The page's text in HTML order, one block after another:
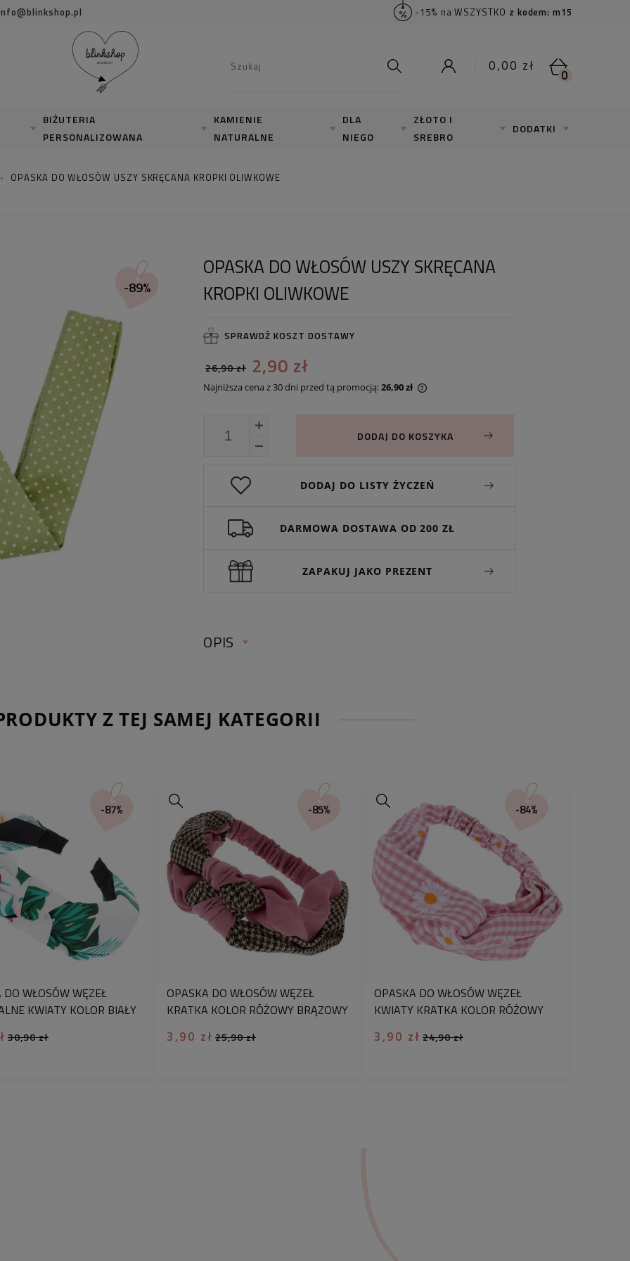
-15% na WSZYSTKO z kodem: m15
0,00 zł
0
BIŻUTERIA
PERSONALIZOWANA
KAMIENIE
NATURALNE
DLA
NIEGO
ZŁOTO I
SREBRO
DODATKI
OPASKA DO WŁOSÓW USZY SKRĘCANA KROPKI OLIWKOWE
-89%
OPASKA DO WŁOSÓW USZY SKRĘCANA
KROPKI OLIWKOWE
SPRAWDŹ KOSZT DOSTAWY
2,90 zł
26,90 zł
Najniższa cena z 30 dni przed tą promocją:26,90 zł
30 dni, wyświetlana jest najniższa cena od
momentu, kiedy produkt pojawił się w
DODAJ DO KOSZYKA
DODAJ DO LISTY ŻYCZEŃ
DARMOWA DOSTAWA OD 200 ZŁ
ZAPAKUJ JAKO PREZENT
OPIS
OPASKA DO WŁOSÓW USZY SKRĘCANA
długość/obwód:
szerokość :
kolor przedmiotu:
materiał:
Modny dodatek do włosów, dla każdej z Nas!
Z TEJ SAMEJ KATEGORII
WŁOSÓW WĘZEŁ
KWIATY KOLOR BIAŁY
30,90 zł
-87%
OPASKA DO WŁOSÓW WĘZEŁ
KRATKA KOLOR RÓŻOWY BRĄZOWY
3,90 zł 25,90 zł
-85%
OPASKA DO WŁOSÓW WĘZEŁ
KWIATY KRATKA KOLOR RÓŻOWY
3,90 zł 24,90 zł
-84%